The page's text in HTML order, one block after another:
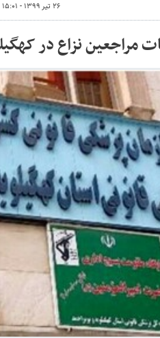
۲۶ تیر ۱۳۹۹ - ۱۵:۰۱
مراجعین نزاع در